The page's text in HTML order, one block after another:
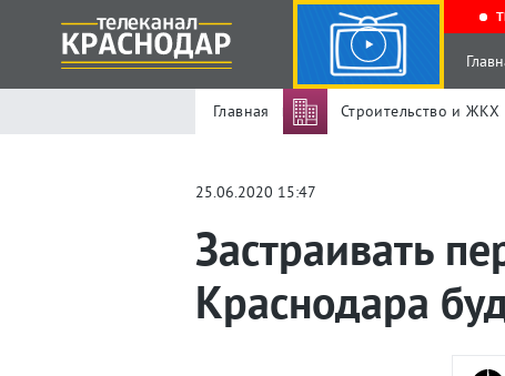
Главная Строительство и ЖКХ
25.06.2020 15:47
Застраивать
Краснодара